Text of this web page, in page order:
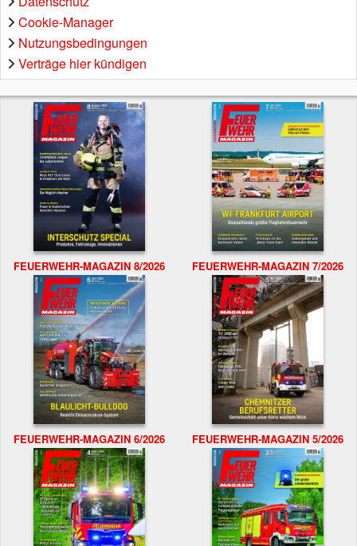
Cookie-Manager
Nutzungsbedingungen
Verträge hier kündigen
FEUERWEHR-MAGAZIN 8/2026 FEUERWEHR-MAGAZIN 7/2026
FEUERWEHR-MAGAZIN 6/2026 FEUERWEHR-MAGAZIN 5/2026